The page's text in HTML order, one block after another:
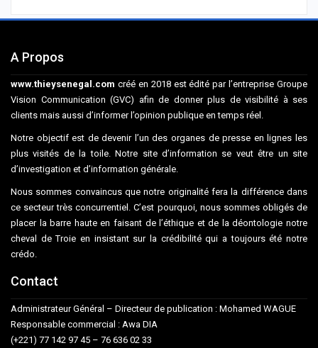
A Propos
www.thieysenegal.com créé en 2018 est édité par l’entreprise Groupe
Vision Communication (GVC) afin de donner plus de visibilité à ses
clients mais aussi d’informer l’opinion publique en temps réel.
Notre objectif est de devenir l’un des organes de presse en lignes les
plus visités de la toile. Notre site d’information se veut être un site
d’investigation et d’information générale.
Nous sommes convaincus que notre originalité fera la différence dans
ce secteur très concurrentiel. C’est pourquoi, nous sommes obligés de
placer la barre haute en faisant de l’éthique et de la déontologie notre
cheval de Troie en insistant sur la crédibilité qui a toujours été notre
crédo.
Contact
Administrateur Général – Directeur de publication : Mohamed WAGUE
Responsable commercial : Awa DIA
(+221) 77 142 97 45 – 76 636 02 33